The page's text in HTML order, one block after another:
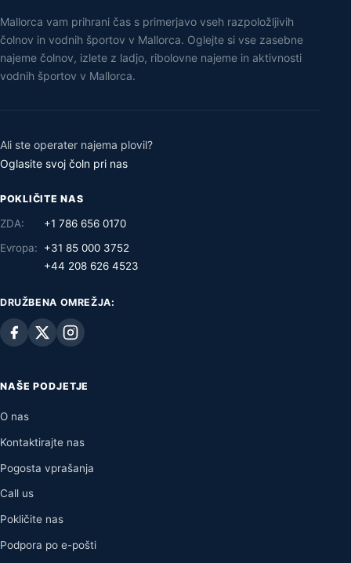
Mallorca vam prihrani čas s primerjavo vseh razpoložljivih
čolnov in vodnih športov v Mallorca. Oglejte si vse zasebne
najeme čolnov, izlete z ladjo, ribolovne najeme in aktivnosti
vodnih športov v Mallorca.
Ali ste operater najema plovil?
Oglasite svoj čoln pri nas
POKLIČITE NAS
ZDA:
+1 786 656 0170
Evropa:
+31 85 000 3752
+44 208 626 4523
DRUŽBENA OMREŽJA:
NAŠE PODJETJE
O nas
Kontaktirajte nas
Pogosta vprašanja
Call us
Pokličite nas
Podpora po e-pošti